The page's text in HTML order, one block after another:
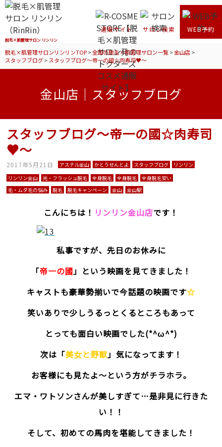
脱毛×肌管理サロン リンリン
通販サイト サロン検索 WEB予約
脱毛×肌管理サロンリンリンTOP>全国の脱毛×肌管理サロン一覧>金山店>
スタッフブログ> スタッフブログ～帝一の國☆肉寿司♥～
金山店｜スタッフブログ
スタッフブログ～帝一の國☆肉寿司
♥～
2017年5月21日 アスナル金山 かとうせんとよ スタッフブログ
リンリン
リンリン金山
光・フラッシュ脱毛 全身脱毛 全身脱毛
全身脱毛安い
毛・ムダ毛の悩み
脱毛 脱毛キャンペーン 金山 金山駅
こんにちは！ リンリン金山店です！
私事ですが、先日のお休みに
「帝一の國」という映画を見てきました！
キャストも豪華勢揃いで今話題の映画です☆
笑いありで少しうるっとくるところもあって
とっても面白い映画でした(*^ω^*)
次は「美女と野獣」気になってます！
お客様にも見たよ～という方がチラホラ。
エマ・ワトソンさんが美しすぎて…是非見に行きた
い！！
そして、初めての馬肉を堪能してきました！